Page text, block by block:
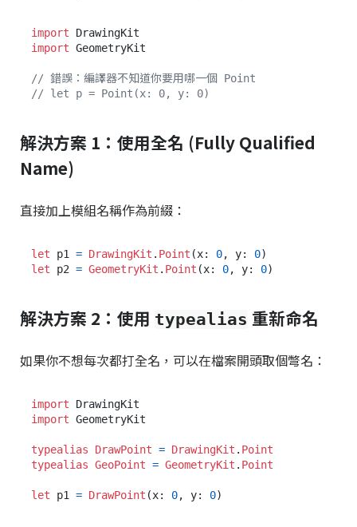
import
import GeometryKit
// 錯誤：編譯器不知道你要用哪一個 Point
// let p = Point(x: 0, y: 0)
解決方案 1：使用全名 (Fully Qualified
Name)
直接加上模組名稱作為前綴：
let p1 = DrawingKit . Point (x: 0, y: 0
let p2 = GeometryKit . Point (x: 0, y: 0
解決方案 2：使用 typealias 重新命名
如果你不想每次都打全名，可以在檔案開頭取個彆名：
import
import GeometryKit
typealias DrawPoint = DrawingKit . Point
typealias GeoPoint = GeometryKit . Point
let p1 = DrawPoint (x: 0, y: 0